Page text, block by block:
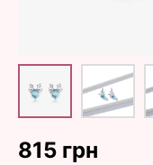
815 грн